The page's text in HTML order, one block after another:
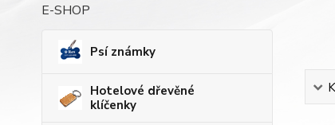
E-SHOP
Psí známky
Hotelové dřevěné
klíčenky